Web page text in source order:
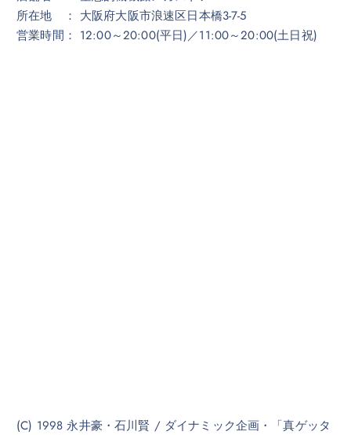
所在地 ： 大阪府大阪市浪速区日本橋3-7-5
営業時間： 12:00～20:00(平日)／11:00～20:00(土日祝)
(C) 1998 永井豪・石川賢 / ダイナミック企画・「真ゲッタ